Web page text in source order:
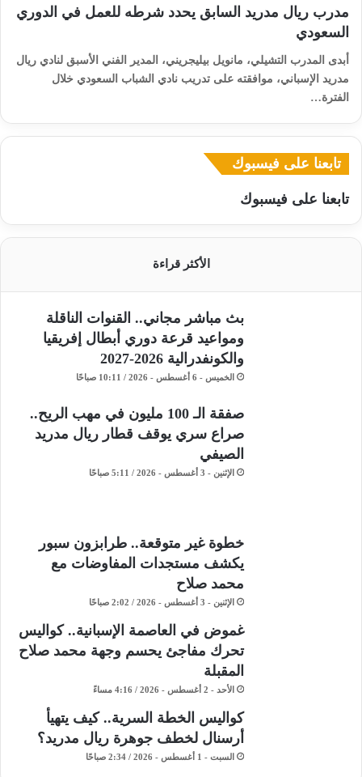
مدرب ريال مدريد السابق يحدد شرطه للعمل في الدوري
السعودي
أبدى المدرب التشيلي، مانويل بيليجريني، المدير الفني الأسبق لنادي ريال
مدريد الإسباني، موافقته على تدريب نادي الشباب السعودي خلال
الفترة…
تابعنا على فيسبوك
تابعنا على فيسبوك
الأكثر قراءة
بث مباشر مجاني.. القنوات الناقلة
ومواعيد قرعة دوري أبطال إفريقيا
والكونفدرالية 2026-2027
الخميس - 6 أغسطس - 2026 / 10:11 صباحًا
صفقة الـ 100 مليون في مهب الريح..
صراع سري يوقف قطار ريال مدريد
الصيفي
الإثنين - 3 أغسطس - 2026 / 5:11 صباحًا
خطوة غير متوقعة.. طرابزون سبور
يكشف مستجدات المفاوضات مع
محمد صلاح
الإثنين - 3 أغسطس - 2026 / 2:02 صباحًا
غموض في العاصمة الإسبانية.. كواليس
تحرك مفاجئ يحسم وجهة محمد صلاح
المقبلة
الأحد - 2 أغسطس - 2026 / 4:16 مساءً
كواليس الخطة السرية.. كيف يتهيأ
أرسنال لخطف جوهرة ريال مدريد؟
السبت - 1 أغسطس - 2026 / 2:34 صباحًا